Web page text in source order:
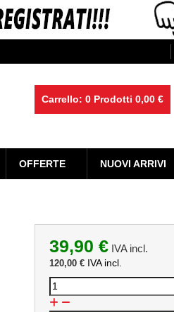
Carrello: 0 Prodotti 0,00 €
OFFERTE NUOVI ARRIVI
39,90 €IVA incl.
120,00 €IVA incl.